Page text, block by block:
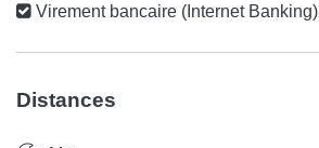
Virement bancaire (Internet Banking)
Distances